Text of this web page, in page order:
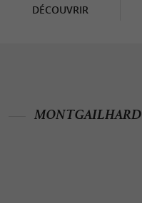
DÉCOUVRIR
MONTGAILHARD